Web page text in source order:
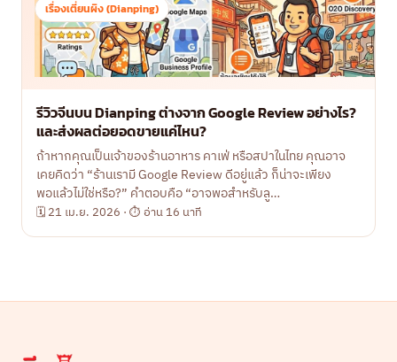
เรื่องเตี่ยนผิง (Dianping)
รีวิวจีนบน Dianping ต่างจาก Google Review อย่างไร?
และส่งผลต่อยอดขายแค่ไหน?
ถ้าหากคุณเป็นเจ้าของร้านอาหาร คาเฟ่ หรือสปาในไทย คุณอาจ
เคยคิดว่า “ร้านเรามี Google Review ดีอยู่แล้ว ก็น่าจะเพียง
พอแล้วไม่ใช่หรือ?” คำตอบคือ “อาจพอสำหรับลู…
🗓 21 เม.ย. 2026 · ⏱ อ่าน 16 นาที